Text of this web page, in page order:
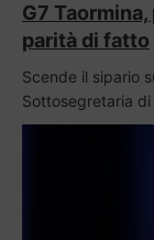
G7
parità di fatto
Scende il sipario
Sottosegretaria